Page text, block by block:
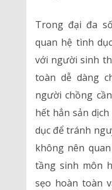
Trong đại đa
quan hệ tình
với người sinh
toàn dễ dàng
người chồng
hết hẳn sản
dục để tránh
không nên
tầng sinh môn
sẹo hoàn toàn